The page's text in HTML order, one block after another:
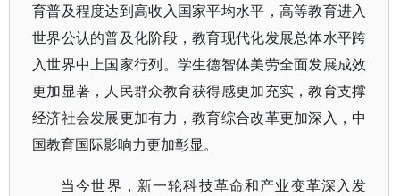
育普及程度达到高收入国家平均水平，高等教育进入
世界公认的普及化阶段，教育现代化发展总体水平跨
入世界中上国家行列。学生德智体美劳全面发展成效
更加显著，人民群众教育获得感更加充实，教育支撑
经济社会发展更加有力，教育综合改革更加深入，中
国教育国际影响力更加彰显。
当今世界，新一轮科技革命和产业变革深入发